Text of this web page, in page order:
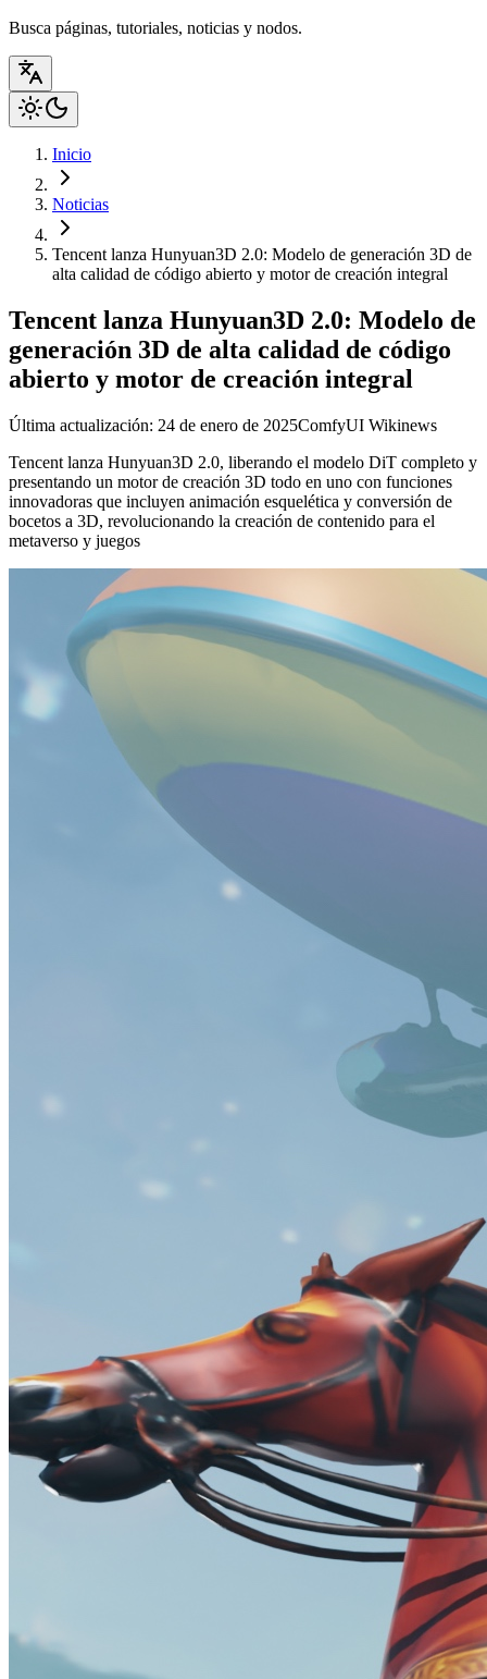
Busca páginas, tutoriales, noticias y nodos.
Inicio
Noticias
Tencent lanza Hunyuan3D 2.0: Modelo de generación 3D de
alta calidad de código abierto y motor de creación integral
Tencent lanza Hunyuan3D 2.0: Modelo de
generación 3D de alta calidad de código
abierto y motor de creación integral
Última actualización: 24 de enero de 2025ComfyUI Wikinews
Tencent lanza Hunyuan3D 2.0, liberando el modelo DiT completo y
presentando un motor de creación 3D todo en uno con funciones
innovadoras que incluyen animación esquelética y conversión de
bocetos a 3D, revolucionando la creación de contenido para el
metaverso y juegos